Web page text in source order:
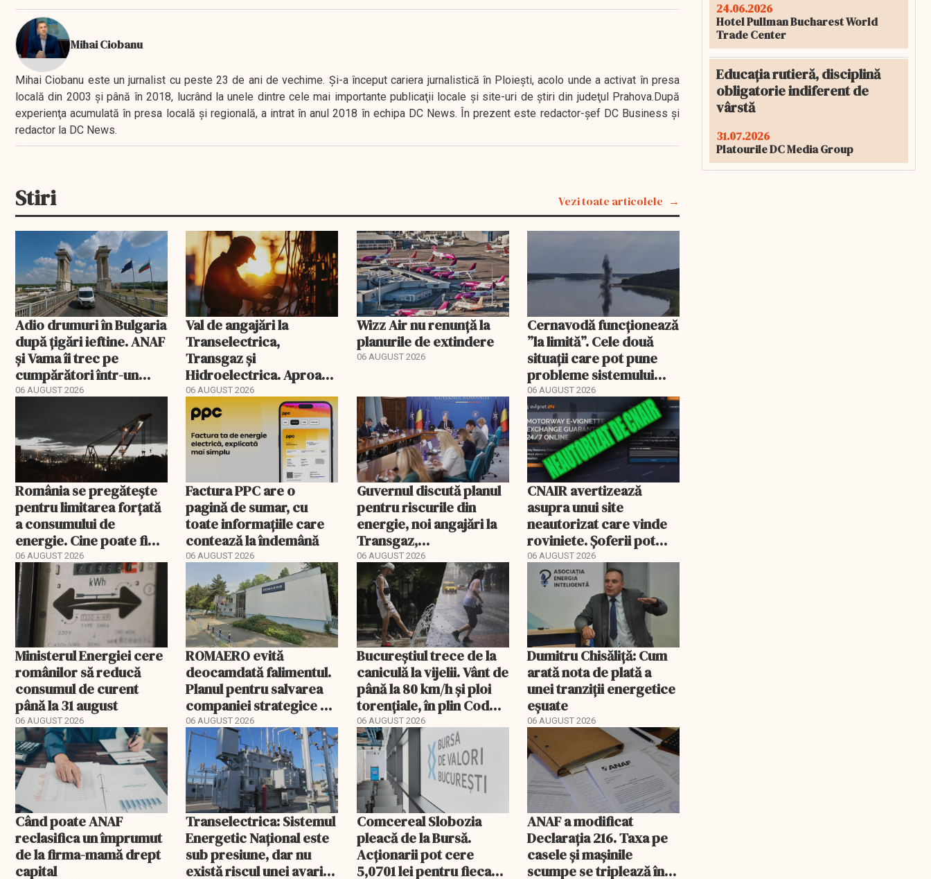
Mihai Ciobanu
Mihai Ciobanu este un jurnalist cu peste 23 de ani de vechime. Şi-a început cariera jurnalistică în Ploieşti, acolo unde a activat în presa
locală din 2003 şi până în 2018, lucrând la unele dintre cele mai importante publicaţii locale şi site-uri de ştiri din judeţul Prahova.După
experienţa acumulată în presa locală şi regională, a intrat în anul 2018 în echipa DC News. În prezent este redactor-şef DC Business şi
redactor la DC News.
Stiri Vezi toate articolele
Adio drumuri în Bulgaria
după țigări ieftine. ANAF
și Vama îi trec pe
cumpărători într-un
registru electronic
06 AUGUST 2026
Val de angajări la
Transelectrica,
Transgaz și
Hidroelectrica. Aproape
400 de posturi aprobate
06 AUGUST 2026
Wizz Air nu renunță la
planurile de extindere
06 AUGUST 2026
Cernavodă funcționează
”la limită”. Cele două
situații care pot pune
probleme sistemului
energetic
06 AUGUST 2026
România se pregătește
pentru limitarea forțată
a consumului de
energie. Cine poate fi
deconectat
06 AUGUST 2026
Factura PPC are o
pagină de sumar, cu
toate informațiile care
contează la îndemână
06 AUGUST 2026
Guvernul discută planul
pentru riscurile din
energie, noi angajări la
Transgaz,
Transelectrica și
Hidroelectrica și
programul pentru di
06 AUGUST 2026
CNAIR avertizează
asupra unui site
neautorizat care vinde
roviniete. Șoferii pot
plăti și cu 186% mai mult
06 AUGUST 2026
Ministerul Energiei cere
românilor să reducă
consumul de curent
până la 31 august
06 AUGUST 2026
ROMAERO evită
deocamdată falimentul.
Planul pentru salvarea
companiei strategice a
fost confirmat
06 AUGUST 2026
Bucureștiul trece de la
caniculă la vijelii. Vânt de
până la 80 km/h și ploi
torențiale, în plin Cod
portocaliu
06 AUGUST 2026
Dumitru Chisăliță: Cum
arată nota de plată a
unei tranziții energetice
eșuate
06 AUGUST 2026
Când poate ANAF
reclasifica un împrumut
de la firma-mamă drept
capital
Transelectrica: Sistemul
Energetic Național este
sub presiune, dar nu
există riscul unei avarii
Comcereal Slobozia
pleacă de la Bursă.
Acționarii pot cere
5,0701 lei pentru fiecare
ANAF a modificat
Declarația 216. Taxa pe
casele și mașinile
scumpe se triplează în
24.06.2026
Hotel Pullman Bucharest World
Trade Center
Educația rutieră, disciplină
obligatorie indiferent de
vârstă
31.07.2026
Platourile DC Media Group